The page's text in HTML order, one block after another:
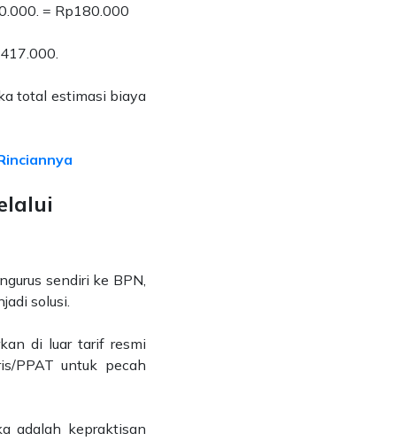
= Rp180.000
total estimasi biaya
sendiri ke BPN,
solusi.
di luar tarif resmi
PPAT untuk pecah
adalah kepraktisan